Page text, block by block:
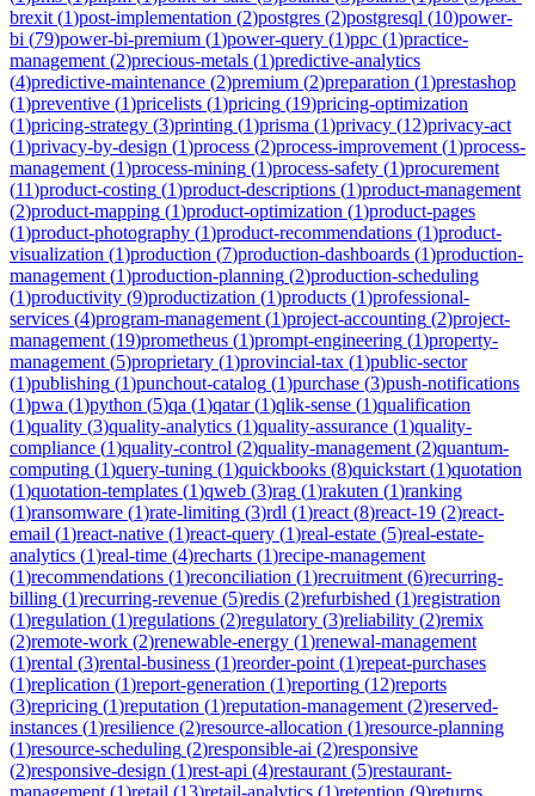
brexit (1)post-implementation (2)postgres (2)postgresql (10)power-
bi (79)power-bi-premium (1)power-query (1)ppc (1)practice-
management (2)precious-metals (1)predictive-analytics
(4)predictive-maintenance (2)premium (2)preparation (1)prestashop
(1)preventive (1)pricelists (1)pricing (19)pricing-optimization
(1)pricing-strategy (3)printing (1)prisma (1)privacy (12)privacy-act
(1)privacy-by-design (1)process (2)process-improvement (1)process-
management (1)process-mining (1)process-safety (1)procurement
(11)product-costing (1)product-descriptions (1)product-management
(2)product-mapping (1)product-optimization (1)product-pages
(1)product-photography (1)product-recommendations (1)product-
visualization (1)production (7)production-dashboards (1)production-
management (1)production-planning (2)production-scheduling
(1)productivity (9)productization (1)products (1)professional-
services (4)program-management (1)project-accounting (2)project-
management (19)prometheus (1)prompt-engineering (1)property-
management (5)proprietary (1)provincial-tax (1)public-sector
(1)publishing (1)punchout-catalog (1)purchase (3)push-notifications
(1)pwa (1)python (5)qa (1)qatar(1)qlik-sense (1)qualification
(1)quality (3)quality-analytics (1)quality-assurance (1)quality-
compliance (1)quality-control (2)quality-management (2)quantum-
computing (1)query-tuning (1)quickbooks (8)quickstart (1)quotation
(1)quotation-templates (1)qweb (3)rag (1)rakuten (1)ranking
(1)ransomware (1)rate-limiting (3)rdl (1)react (8)react-19 (2)react-
email (1)react-native (1)react-query (1)real-estate (5)real-estate-
analytics (1)real-time (4)recharts (1)recipe-management
(1)recommendations (1)reconciliation (1)recruitment (6)recurring-
billing (1)recurring-revenue (5)redis (2)refurbished (1)registration
(1)regulation (1)regulations (2)regulatory (3)reliability (2)remix
(2)remote-work (2)renewable-energy (1)renewal-management
(1)rental (3)rental-business (1)reorder-point (1)repeat-purchases
(1)replication (1)report-generation (1)reporting (12)reports
(3)repricing (1)reputation (1)reputation-management (2)reserved-
instances (1)resilience (2)resource-allocation (1)resource-planning
(1)resource-scheduling (2)responsible-ai (2)responsive
(2)responsive-design (1)rest-api (4)restaurant (5)restaurant-
management (1)retail (13)retail-analytics (1)retention (9)returns